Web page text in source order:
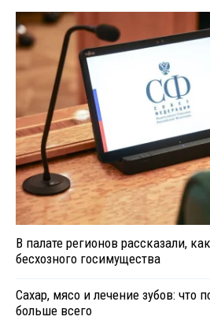
В палате регионов рассказали,
бесхозного госимущества
Сахар, мясо и лечение зубов: что
больше всего